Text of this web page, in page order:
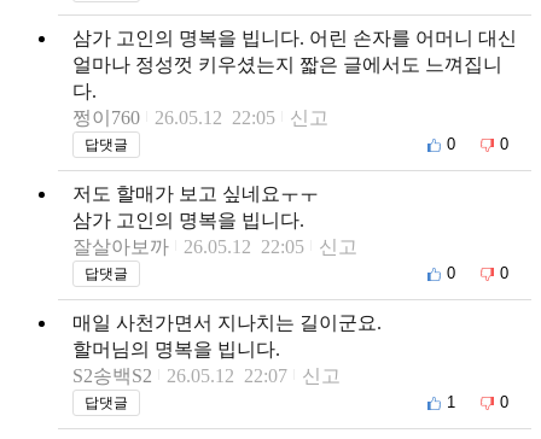
삼가 고인의 명복을 빕니다. 어린 손자를 어머니 대신
얼마나 정성껏 키우셨는지 짧은 글에서도 느껴집니
다.
쩡이760
26.05.12 22:05 신고
답댓글 0 0
저도 할매가 보고 싶네요ㅜㅜ
삼가 고인의 명복을 빕니다.
잘살아보까
26.05.12 22:05 신고
답댓글 0 0
매일 사천가면서 지나치는 길이군요.
할머님의 명복을 빕니다.
S2송백S2
26.05.12 22:07 신고
답댓글 1 0